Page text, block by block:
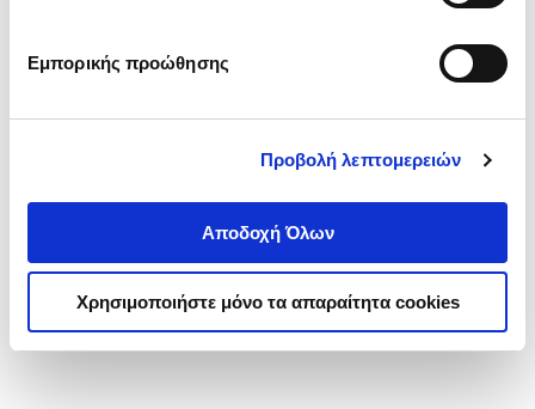
Εμπορικής προώθησης
Προβολή λεπτομερειών
Αποδοχή Όλων
Χρησιμοποιήστε μόνο τα απαραίτητα cookies